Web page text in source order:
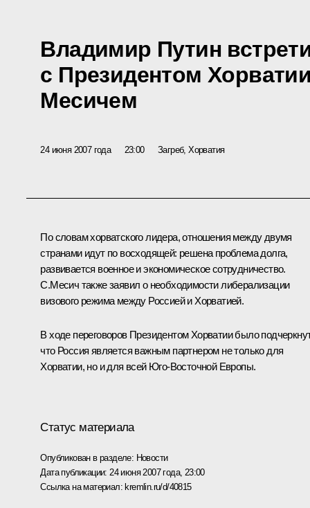
Владимир Путин
с Президентом
Месичем
24 июня 2007 года 23:00 Загреб, Хорватия
По словам хорватского лидера, отношения между двумя
странами идут по восходящей: решена проблема долга,
развивается военное и экономическое сотрудничество.
С.Месич также заявил о необходимости либерализации
визового режима между Россией и Хорватией.
В ходе переговоров Президентом Хорватии было
что Россия является важным партнером не только для
Хорватии, но и для всей Юго-Восточной Европы.
Статус материала
Опубликован в разделе: Новости
Дата публикации: 24 июня 2007 года, 23:00
Ссылка на материал:kremlin.ru/d/40815